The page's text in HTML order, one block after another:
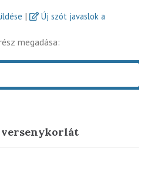
|
Új szót javaslok a
megadása: